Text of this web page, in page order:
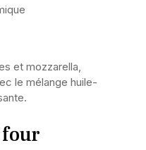
et mozzarella,
le mélange huile-